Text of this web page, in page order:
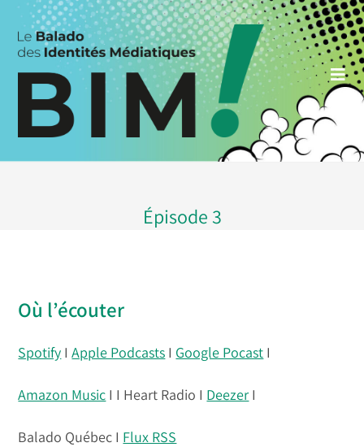
Skip
content
Épisode 3
Où l’écouter
Spotify IApple Podcasts I Google Pocast I
Amazon Music I I Heart Radio I Deezer I
Balado Québec I Flux RSS